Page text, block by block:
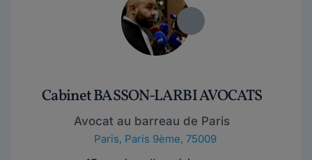
Cabinet BASSON-LARBI AVOCATS
Avocat au barreau de Paris
Paris, Paris 9ème, 75009